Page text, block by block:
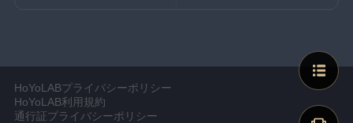
HoYoLABプライバシーポリシー
HoYoLAB利用規約
通行証プライバシーポリシー